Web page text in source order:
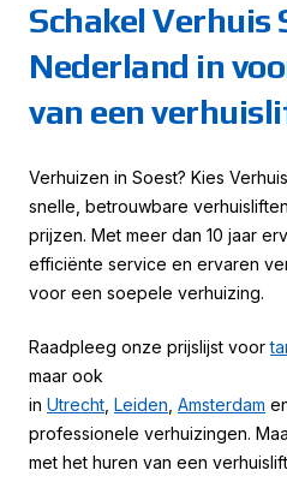
Schakel Verhuis
Nederland in
van een
Verhuizen in Soest? Kies
snelle, betrouwbare
prijzen. Met meer dan 10 jaar
efficiënte service en ervaren
voor een soepele verhuizing.
Raadpleeg onze prijslijst voor
maar ook
in Utrecht Leiden Amsterdam
professionele verhuizingen.
met het huren van een